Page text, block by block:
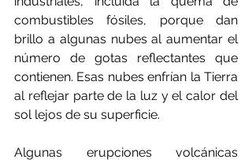
combustibles fósiles, porque dan
brillo a algunas nubes al aumentar el
número de gotas reflectantes que
contienen. Esas nubes enfrían la Tierra
al reflejar parte de la luz y el calor del
sol lejos de su superficie.
Algunas erupciones volcánicas